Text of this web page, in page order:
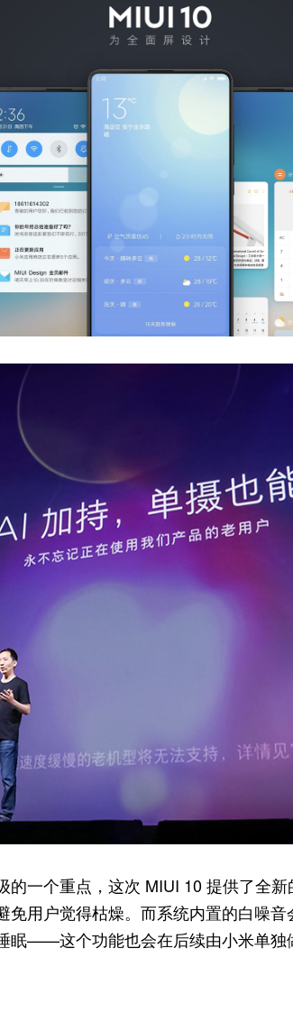
的一个重点，这次 MIUI 10 提供了全
免用户觉得枯燥。而系统内置的白噪
眠——这个功能也会在后续由小米单独